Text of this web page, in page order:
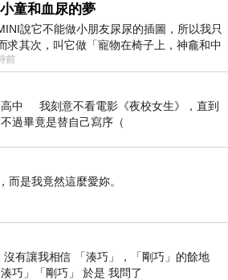
童和血尿的夢
說它不能做小朋友尿尿的插圖，所以我只
求其次，叫它做「寵物在椅子上，神龕和中
孔」的畫了。 六月底
前
高中 我刻意不看電影《夜校女生》，直到
過畢竟是替自己寫序（
而是我竟然這麼愛妳。
有讓我相信 「湊巧」，「剛巧」的餘地
巧」「剛巧」 於是 我問了